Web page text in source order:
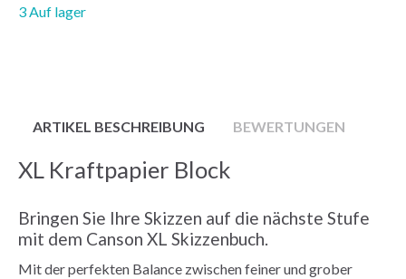
3 Auf lager
ARTIKEL BESCHREIBUNG BEWERTUNGEN
XL Kraftpapier Block
Bringen Sie Ihre Skizzen auf die nächste Stufe
mit dem Canson XL Skizzenbuch.
Mit der perfekten Balance zwischen feiner und grober